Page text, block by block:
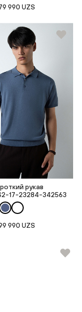
990 UZS
рукав
17-23284-342563
990 UZS